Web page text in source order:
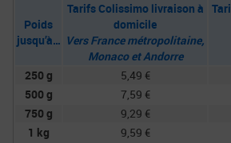
Poids
jusqu’à…
Tarifs Colissimo livraison à
domicile
Vers France métropolitaine,
Monaco et Andorre
250 g
5,49 €
500 g
7,59 €
750 g
9,29 €
1 kg
9,59 €